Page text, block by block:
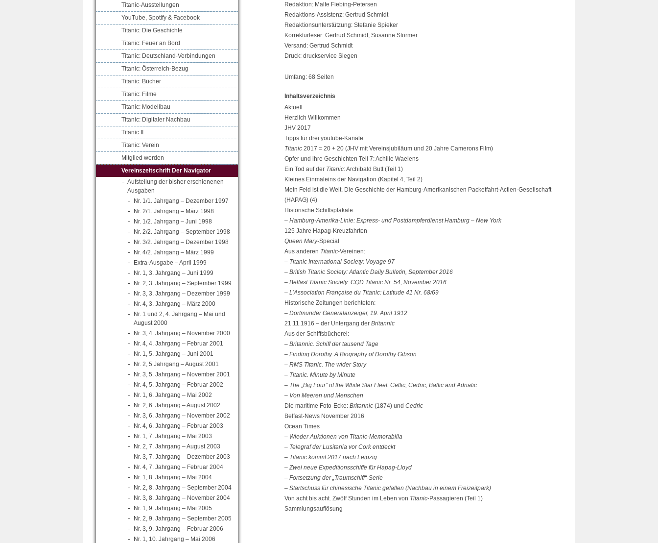
Titanic-Ausstellungen
YouTube, Spotify & Facebook
Titanic: Die Geschichte
Titanic: Feuer an Bord
Titanic: Deutschland-Verbindungen
Titanic: Österreich-Bezug
Titanic: Bücher
Titanic: Filme
Titanic: Modellbau
Titanic: Digitaler Nachbau
Titanic II
Titanic: Verein
Mitglied werden
Vereinszeitschrift Der Navigator
Aufstellung der bisher erschienenen
Ausgaben
Nr. 1/1. Jahrgang – Dezember 1997
Nr. 2/1. Jahrgang – März 1998
Nr. 1/2. Jahrgang – Juni 1998
Nr. 2/2. Jahrgang – September 1998
Nr. 3/2. Jahrgang – Dezember 1998
Nr. 4/2. Jahrgang – März 1999
Extra-Ausgabe – April 1999
Nr. 1, 3. Jahrgang – Juni 1999
Nr. 2, 3. Jahrgang – September 1999
Nr. 3, 3. Jahrgang – Dezember 1999
Nr. 4, 3. Jahrgang – März 2000
Nr. 1 und 2, 4. Jahrgang – Mai und
August 2000
Nr. 3, 4. Jahrgang – November 2000
Nr. 4, 4. Jahrgang – Februar 2001
Nr. 1, 5. Jahrgang – Juni 2001
Nr. 2, 5 Jahrgang – August 2001
Nr. 3, 5. Jahrgang – November 2001
Nr. 4, 5. Jahrgang – Februar 2002
Nr. 1, 6. Jahrgang – Mai 2002
Nr. 2, 6. Jahrgang – August 2002
Nr. 3, 6. Jahrgang – November 2002
Nr. 4, 6. Jahrgang – Februar 2003
Nr. 1, 7. Jahrgang – Mai 2003
Nr. 2, 7. Jahrgang – August 2003
Nr. 3, 7. Jahrgang – Dezember 2003
Nr. 4, 7. Jahrgang – Februar 2004
Nr. 1, 8. Jahrgang – Mai 2004
Nr. 2, 8. Jahrgang – September 2004
Nr. 3, 8. Jahrgang – November 2004
Nr. 1, 9. Jahrgang – Mai 2005
Nr. 2, 9. Jahrgang – September 2005
Nr. 3, 9. Jahrgang – Februar 2006
Nr. 1, 10. Jahrgang – Mai 2006
Redaktion: Malte Fiebing-Petersen
Redaktions-Assistenz: Gertrud Schmidt
Redaktionsunterstützung: Stefanie Spieker
Korrekturleser: Gertrud Schmidt, Susanne Störmer
Versand: Gertrud Schmidt
Druck: druckservice Siegen
Umfang: 68 Seiten
Inhaltsverzeichnis
Aktuell
Herzlich Willkommen
JHV 2017
Tipps für drei youtube-Kanäle
Titanic2017 = 20 + 20 (JHV mit Vereinsjubiläum und 20 Jahre Camerons Film)
Opfer und ihre Geschichten Teil 7: Achille Waelens
Ein Tod auf derTitanic: Archibald Butt (Teil 1)
Kleines Einmaleins der Navigation (Kapitel 4, Teil 2)
Mein Feld ist die Welt. Die Geschichte der Hamburg-Amerikanischen Packetfahrt-Actien-Gesellschaft
(HAPAG) (4)
Historische Schiffsplakate:
– Hamburg-Amerika-Linie: Express- und Postdampferdienst Hamburg – New York
125 Jahre Hapag-Kreuzfahrten
Queen Mary-Special
Aus anderen Titanic-Vereinen:
– Titanic International Society: Voyage 97
– British Titanic Society: Atlantic Daily Bulletin, September 2016
– Belfast Titanic Society: CQD Titanic Nr. 54, November 2016
– L’Association Française du Titanic: Latitude 41 Nr. 68/69
Historische Zeitungen berichteten:
– Dortmunder Generalanzeiger, 19. April 1912
21.11.1916 – der Untergang der Britannic
Aus der Schiffsbücherei:
– Britannic. Schiff der tausend Tage
– Finding Dorothy. A Biography of Dorothy Gibson
– RMS Titanic. The wider Story
– Titanic. Minute by Minute
– The „Big Four“ of the White Star Fleet. Celtic, Cedric, Baltic and Adriatic
– Von Meeren und Menschen
Die maritime Foto-Ecke: Britannic (1874) und Cedric
Belfast-News November 2016
Ocean Times
– Wieder Auktionen von Titanic-Memorabilia
– Telegraf der Lusitania vor Cork entdeckt
– Titanic kommt 2017 nach Leipzig
– Zwei neue Expeditionsschiffe für Hapag-Lloyd
– Fortsetzung der „Traumschiff“-Serie
– Startschuss für chinesische Titanic gefallen (Nachbau in einem Freizeitpark)
Von acht bis acht. Zwölf Stunden im Leben von Titanic-Passagieren (Teil 1)
Sammlungsauflösung